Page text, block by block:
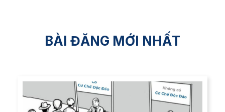
BÀI ĐĂNG MỚI NHẤT